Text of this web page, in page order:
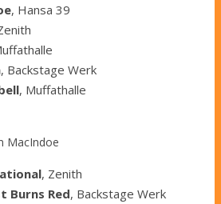
, Hansa 39
, Backstage Werk
, Muffathalle
MacIndoe
, Zenith
Burns Red, Backstage Werk